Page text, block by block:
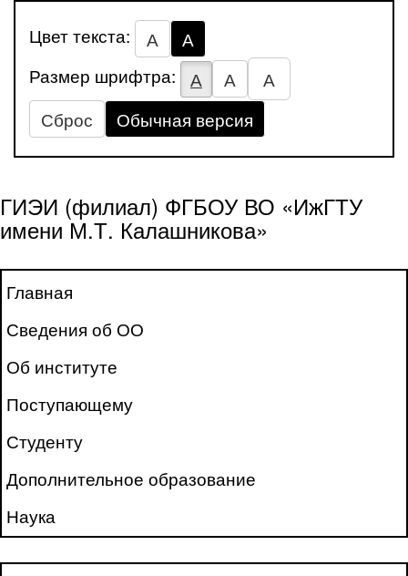
Цвет текста: А
А
Размер шрифтра:
А А
А
Сброс
Обычная версия
ГИЭИ (филиал) ФГБОУ ВО «ИжГТУ
имени М.Т. Калашникова»
Главная
Сведения об ОО
Об институте
Поступающему
Студенту
Дополнительное образование
Наука